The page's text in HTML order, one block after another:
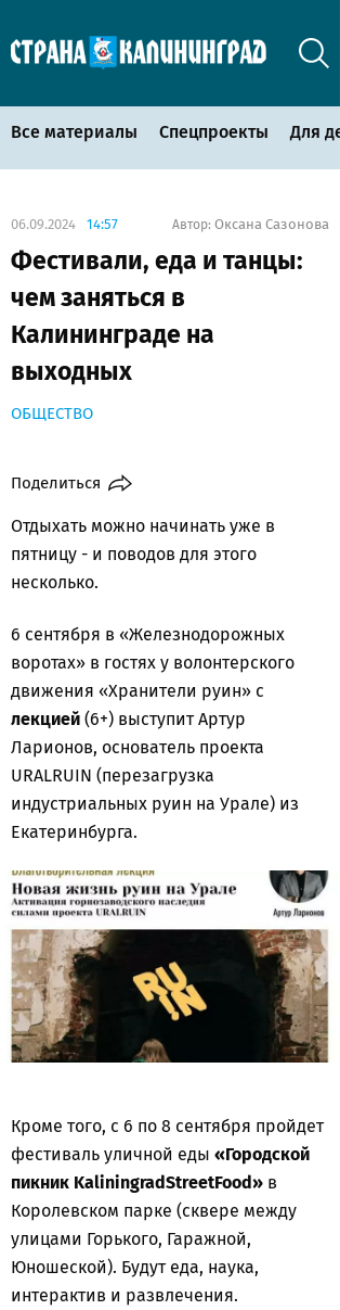
Все материалы Спецпроекты Для
06.09.2024 14:57 Автор: Оксана Сазонова
Фестивали, еда и танцы:
чем заняться в
Калининграде на
выходных
ОБЩЕСТВО
Поделиться
Отдыхать можно начинать уже в
пятницу - и поводов для этого
несколько.
6 сентября в «Железнодорожных
воротах» в гостях у волонтерского
движения «Хранители руин» с
лекцией (6+) выступит Артур
Ларионов, основатель проекта
URALRUIN (перезагрузка
индустриальных руин на Урале) из
Екатеринбурга.
Кроме того, с 6 по 8 сентября пройдет
фестиваль уличной еды «Городской
пикник KaliningradStreetFood» в
Королевском парке (сквере между
улицами Горького, Гаражной,
Юношеской). Будут еда, наука,
интерактив и развлечения.